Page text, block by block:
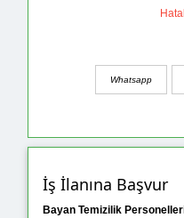
Whatsapp
İş İlanına Başvur
Bayan Temizilik